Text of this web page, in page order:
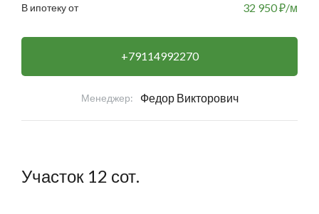
Участок 12 сот.
В ипотеку от 32 950₽/м
+79114992270
Менеджер: Федор Викторович